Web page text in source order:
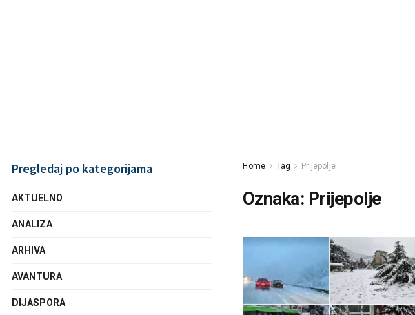
Home Tag Prijepolje
Oznaka: Prijepolje
Pregledaj po kategorijama
AKTUELNO
ANALIZA
ARHIVA
AVANTURA
DIJASPORA